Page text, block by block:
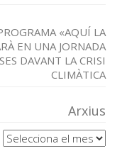
«AQUÍ LA
EN UNA JORNADA
DAVANT LA CRISI
CLIMÀTICA
Arxius
Arxius